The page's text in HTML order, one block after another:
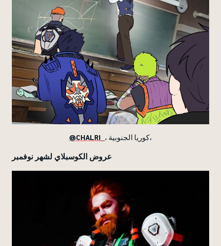
@CHALRI_ ، كوريا الجنوبية،
عروض الكوسبلاي لشهر نوفمبر